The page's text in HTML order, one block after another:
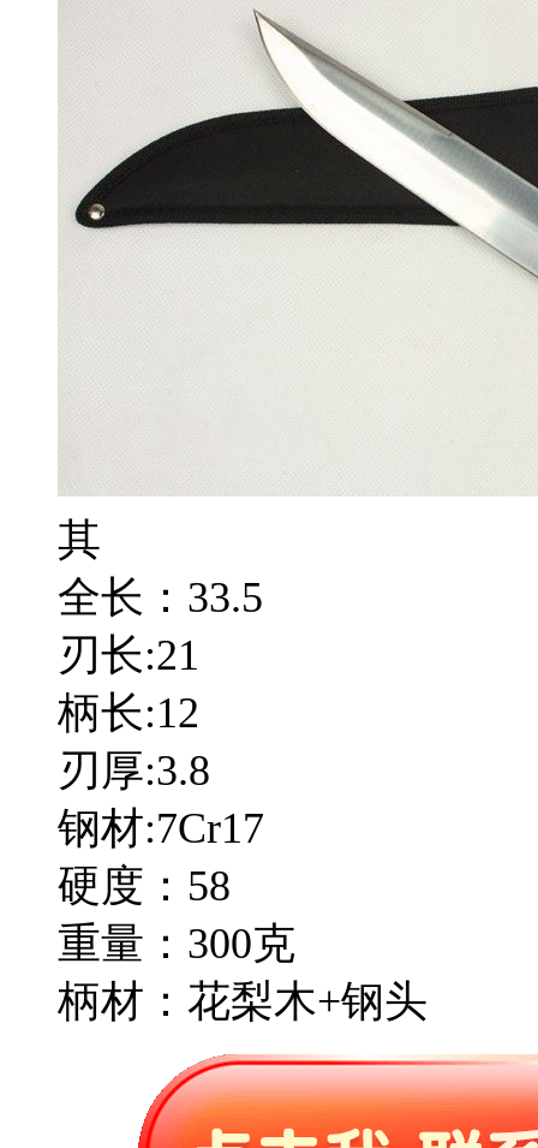
其
全长：33.5
刃长:21
柄长:12
刃厚:3.8
钢材:7Cr17
硬度：58
重量：300克
柄材：花梨木+钢头